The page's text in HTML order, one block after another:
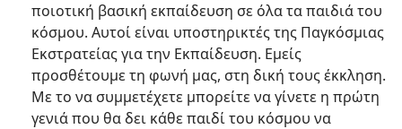
ποιοτική βασική εκπαίδευση σε όλα τα παιδιά του
κόσμου. Αυτοί είναι υποστηρικτές της Παγκόσμιας
Εκστρατείας για την Εκπαίδευση. Εμείς
προσθέτουμε τη φωνή μας, στη δική τους έκκληση.
Με το να συμμετέχετε μπορείτε να γίνετε η πρώτη
γενιά που θα δει κάθε παιδί του κόσμου να